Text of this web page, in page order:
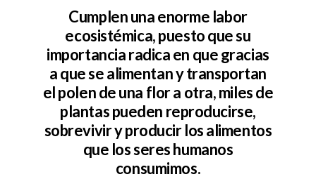
Cumplen una enorme labor
ecosistémica, puesto que su
importancia radica en que gracias
a que se alimentan y transportan
el polen de una flor a otra, miles de
plantas pueden reproducirse,
sobrevivir y producir los alimentos
que los seres humanos
consumimos.